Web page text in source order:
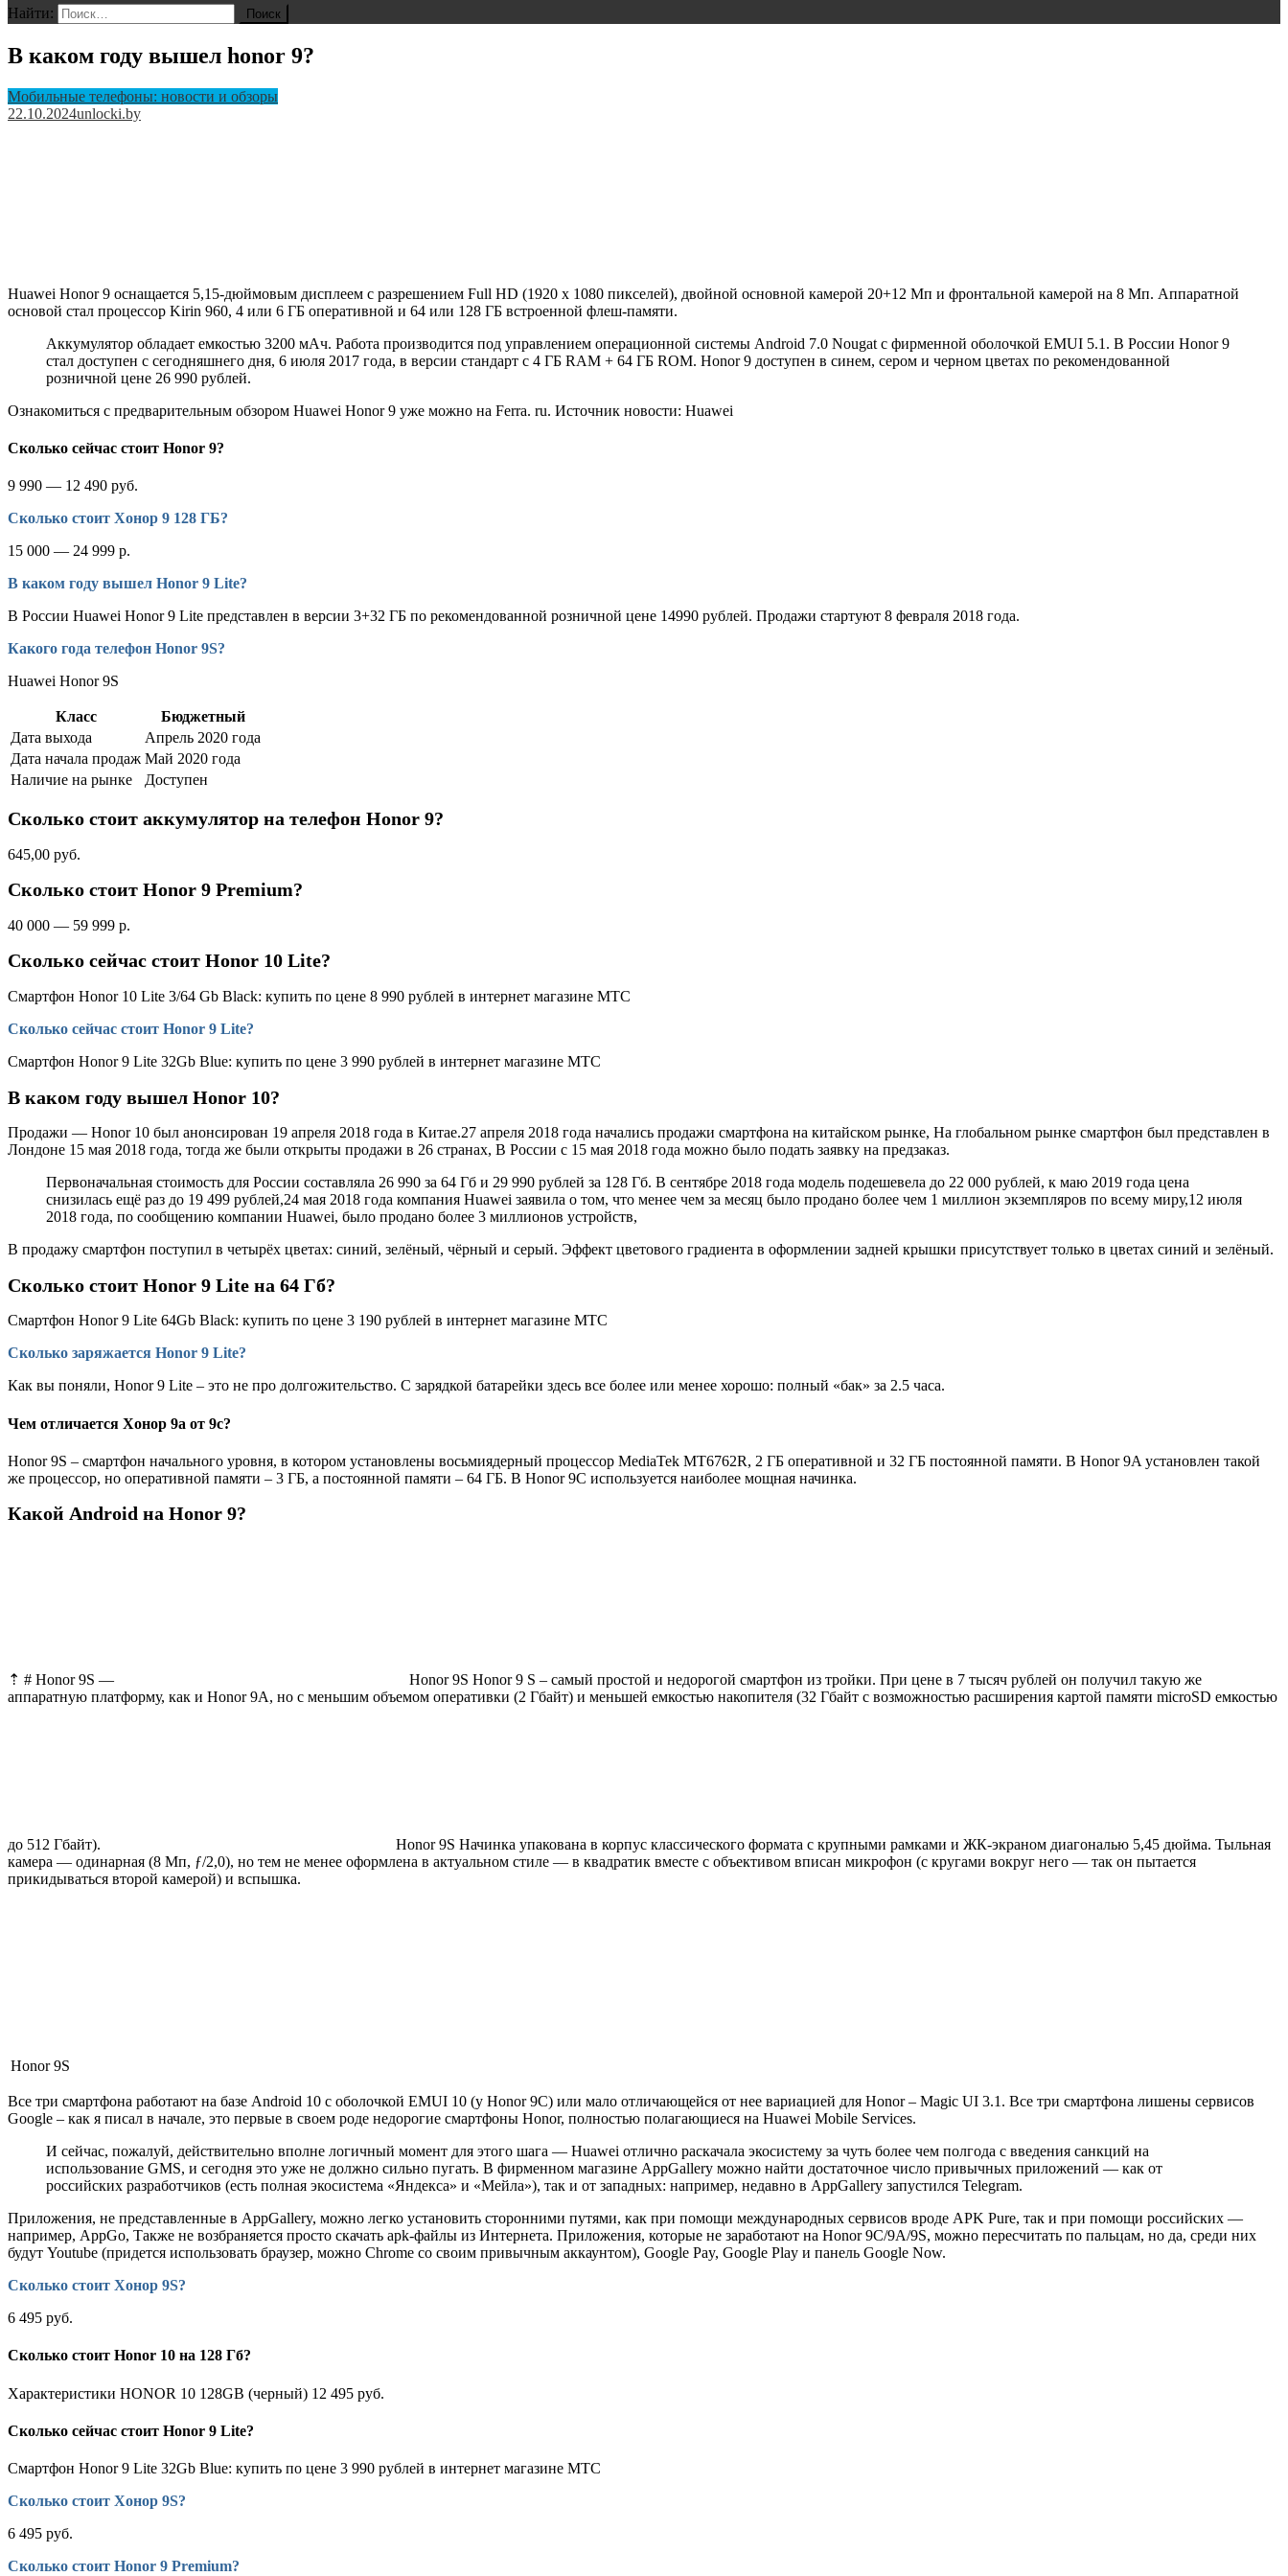
Найти:
В каком году вышел honor 9?
Мобильные телефоны: новости и обзоры
22.10.2024unlocki.by
Huawei Honor 9 оснащается 5,15-дюймовым дисплеем с разрешением Full HD (1920 х 1080 пикселей), двойной основной камерой 20+12 Мп и фронтальной камерой на 8 Мп. Аппаратной
основой стал процессор Kirin 960, 4 или 6 ГБ оперативной и 64 или 128 ГБ встроенной флеш-памяти.
Аккумулятор обладает емкостью 3200 мАч. Работа производится под управлением операционной системы Android 7.0 Nougat с фирменной оболочкой EMUI 5.1. В России Honor 9
стал доступен с сегодняшнего дня, 6 июля 2017 года, в версии стандарт с 4 ГБ RAM + 64 ГБ ROM. Honor 9 доступен в синем, сером и черном цветах по рекомендованной
розничной цене 26 990 рублей.
Ознакомиться с предварительным обзором Huawei Honor 9 уже можно на Ferra. ru. Источник новости: Huawei
Сколько сейчас стоит Honor 9?
9 990 — 12 490 руб.
Сколько стоит Хонор 9 128 ГБ?
15 000 — 24 999 р.
В каком году вышел Honor 9 Lite?
В России Huawei Honor 9 Lite представлен в версии 3+32 ГБ по рекомендованной розничной цене 14990 рублей. Продажи стартуют 8 февраля 2018 года.
Какого года телефон Honor 9S?
Huawei Honor 9S
Класс
Бюджетный
Дата выхода
Апрель 2020 года
Дата начала продаж Май 2020 года
Наличие на рынке
Доступен
Сколько стоит аккумулятор на телефон Honor 9?
645,00 руб.
Сколько стоит Honor 9 Premium?
40 000 — 59 999 р.
Сколько сейчас стоит Honor 10 Lite?
Смартфон Honor 10 Lite 3/64 Gb Black: купить по цене 8 990 рублей в интернет магазине МТС
Сколько сейчас стоит Honor 9 Lite?
Смартфон Honor 9 Lite 32Gb Blue: купить по цене 3 990 рублей в интернет магазине МТС
В каком году вышел Honor 10?
Продажи — Honor 10 был анонсирован 19 апреля 2018 года в Китае.27 апреля 2018 года начались продажи смартфона на китайском рынке, На глобальном рынке смартфон был представлен в
Лондоне 15 мая 2018 года, тогда же были открыты продажи в 26 странах, В России с 15 мая 2018 года можно было подать заявку на предзаказ.
Первоначальная стоимость для России составляла 26 990 за 64 Гб и 29 990 рублей за 128 Гб. В сентябре 2018 года модель подешевела до 22 000 рублей, к маю 2019 года цена
снизилась ещё раз до 19 499 рублей,24 мая 2018 года компания Huawei заявила о том, что менее чем за месяц было продано более чем 1 миллион экземпляров по всему миру,12 июля
2018 года, по сообщению компании Huawei, было продано более 3 миллионов устройств,
В продажу смартфон поступил в четырёх цветах: синий, зелёный, чёрный и серый. Эффект цветового градиента в оформлении задней крышки присутствует только в цветах синий и зелёный.
Сколько стоит Honor 9 Lite на 64 Гб?
Смартфон Honor 9 Lite 64Gb Black: купить по цене 3 190 рублей в интернет магазине МТС
Сколько заряжается Honor 9 Lite?
Как вы поняли, Honor 9 Lite – это не про долгожительство. С зарядкой батарейки здесь все более или менее хорошо: полный «бак» за 2.5 часа.
Чем отличается Хонор 9а от 9с?
Honor 9S – смартфон начального уровня, в котором установлены восьмиядерный процессор MediaTek МТ6762R, 2 ГБ оперативной и 32 ГБ постоянной памяти. В Honor 9A установлен такой
же процессор, но оперативной памяти – 3 ГБ, а постоянной памяти – 64 ГБ. В Honor 9C используется наиболее мощная начинка.
Какой Android на Honor 9?
⇡ # Honor 9S —
Honor 9S Honor 9 S – самый простой и недорогой смартфон из тройки. При цене в 7 тысяч рублей он получил такую же
аппаратную платформу, как и Honor 9A, но с меньшим объемом оперативки (2 Гбайт) и меньшей емкостью накопителя (32 Гбайт с возможностью расширения картой памяти microSD емкостью
до 512 Гбайт).
Honor 9S Начинка упакована в корпус классического формата с крупными рамками и ЖК-экраном диагональю 5,45 дюйма. Тыльная
камера — одинарная (8 Мп, ƒ/2,0), но тем не менее оформлена в актуальном стиле — в квадратик вместе с объективом вписан микрофон (с кругами вокруг него — так он пытается
прикидываться второй камерой) и вспышка.
Honor 9S
Все три смартфона работают на базе Android 10 с оболочкой EMUI 10 (у Honor 9C) или мало отличающейся от нее вариацией для Honor – Magic UI 3.1. Все три смартфона лишены сервисов
Google – как я писал в начале, это первые в своем роде недорогие смартфоны Honor, полностью полагающиеся на Huawei Mobile Services.
И сейчас, пожалуй, действительно вполне логичный момент для этого шага — Huawei отлично раскачала экосистему за чуть более чем полгода с введения санкций на
использование GMS, и сегодня это уже не должно сильно пугать. В фирменном магазине AppGallery можно найти достаточное число привычных приложений — как от
российских разработчиков (есть полная экосистема «Яндекса» и «Мейла»), так и от западных: например, недавно в AppGallery запустился Telegram.
Приложения, не представленные в AppGallery, можно легко установить сторонними путями, как при помощи международных сервисов вроде APK Pure, так и при помощи российских —
например, AppGo, Также не возбраняется просто скачать apk-файлы из Интернета. Приложения, которые не заработают на Honor 9C/9A/9S, можно пересчитать по пальцам, но да, среди них
будут Youtube (придется использовать браузер, можно Chrome со своим привычным аккаунтом), Google Pay, Google Play и панель Google Now.
Сколько стоит Хонор 9S?
6 495 руб.
Сколько стоит Honor 10 на 128 Гб?
Характеристики HONOR 10 128GB (черный) 12 495 руб.
Сколько сейчас стоит Honor 9 Lite?
Смартфон Honor 9 Lite 32Gb Blue: купить по цене 3 990 рублей в интернет магазине МТС
Сколько стоит Хонор 9S?
6 495 руб.
Сколько стоит Honor 9 Premium?